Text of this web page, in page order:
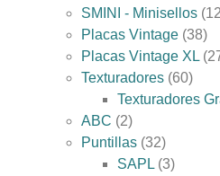
SMINI - Minisellos 12
Placas Vintage 38
Placas Vintage XL
Texturadores 60
Texturadores
ABC
2
Puntillas 32
SAPL 3